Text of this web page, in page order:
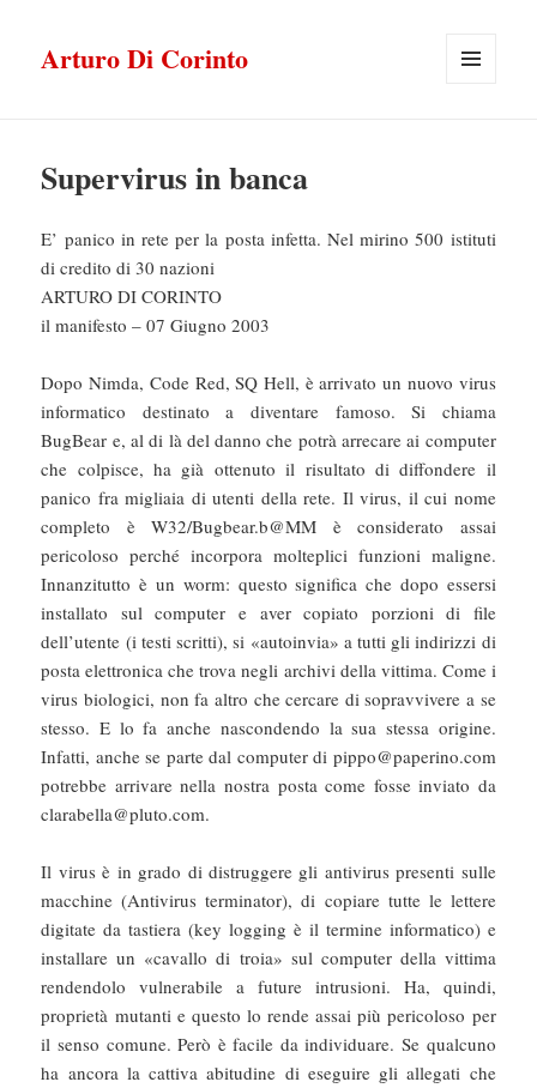
Arturo Di Corinto
Supervirus in banca
E’ panico in rete per la posta infetta. Nel mirino 500 istituti
di credito di 30 nazioni
ARTURO DI CORINTO
il manifesto – 07 Giugno 2003
Dopo Nimda, Code Red, SQ Hell, è arrivato un nuovo virus
informatico destinato a diventare famoso. Si chiama
BugBear e, al di là del danno che potrà arrecare ai computer
che colpisce, ha già ottenuto il risultato di diffondere il
panico fra migliaia di utenti della rete. Il virus, il cui nome
completo è W32/Bugbear.b@MM è considerato assai
pericoloso perché incorpora molteplici funzioni maligne.
Innanzitutto è un worm: questo significa che dopo essersi
installato sul computer e aver copiato porzioni di file
dell’utente (i testi scritti), si «autoinvia» a tutti gli indirizzi di
posta elettronica che trova negli archivi della vittima. Come i
virus biologici, non fa altro che cercare di sopravvivere a se
stesso. E lo fa anche nascondendo la sua stessa origine.
Infatti, anche se parte dal computer di pippo@paperino.com
potrebbe arrivare nella nostra posta come fosse inviato da
clarabella@pluto.com.
Il virus è in grado di distruggere gli antivirus presenti sulle
macchine (Antivirus terminator), di copiare tutte le lettere
digitate da tastiera (key logging è il termine informatico) e
installare un «cavallo di troia» sul computer della vittima
rendendolo vulnerabile a future intrusioni. Ha, quindi,
proprietà mutanti e questo lo rende assai più pericoloso per
il senso comune. Però è facile da individuare. Se qualcuno
ha ancora la cattiva abitudine di eseguire gli allegati che